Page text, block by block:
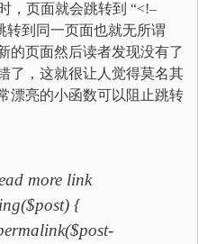
，页面就会跳转到 “<!–
转到同一页面也就无所谓
的页面然后读者发现没有了
了，这就很让人觉得莫名其
漂亮的小函数可以阻止跳转
more link
{